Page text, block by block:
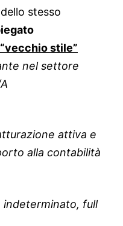
stesso
stile”
nel settore
attiva e
alla contabilità
full